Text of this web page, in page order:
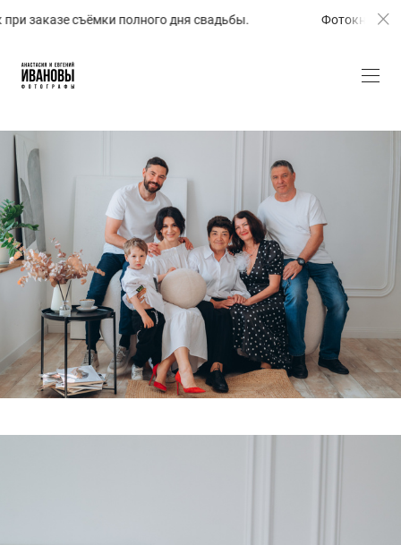
съёмки полного дня свадьбы. Фотокнига в